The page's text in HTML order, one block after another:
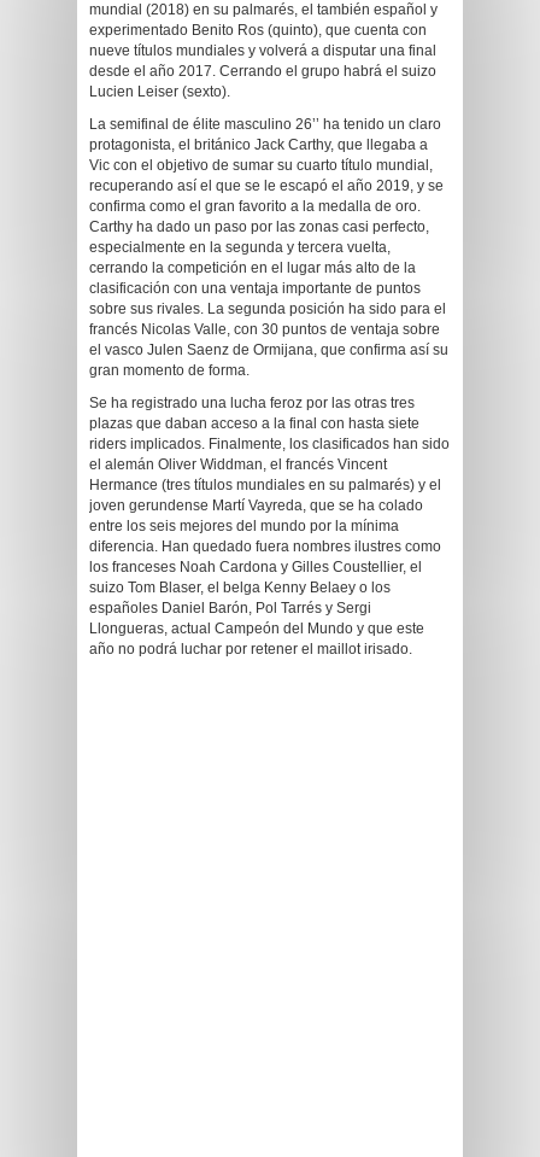
mundial (2018) en su palmarés, el también español y
experimentado Benito Ros (quinto), que cuenta con
nueve títulos mundiales y volverá a disputar una final
desde el año 2017. Cerrando el grupo habrá el suizo
Lucien Leiser (sexto).
La semifinal de élite masculino 26’’ ha tenido un claro
protagonista, el británico Jack Carthy, que llegaba a
Vic con el objetivo de sumar su cuarto título mundial,
recuperando así el que se le escapó el año 2019, y se
confirma como el gran favorito a la medalla de oro.
Carthy ha dado un paso por las zonas casi perfecto,
especialmente en la segunda y tercera vuelta,
cerrando la competición en el lugar más alto de la
clasificación con una ventaja importante de puntos
sobre sus rivales. La segunda posición ha sido para el
francés Nicolas Valle, con 30 puntos de ventaja sobre
el vasco Julen Saenz de Ormijana, que confirma así su
gran momento de forma.
Se ha registrado una lucha feroz por las otras tres
plazas que daban acceso a la final con hasta siete
riders implicados. Finalmente, los clasificados han sido
el alemán Oliver Widdman, el francés Vincent
Hermance (tres títulos mundiales en su palmarés) y el
joven gerundense Martí Vayreda, que se ha colado
entre los seis mejores del mundo por la mínima
diferencia. Han quedado fuera nombres ilustres como
los franceses Noah Cardona y Gilles Coustellier, el
suizo Tom Blaser, el belga Kenny Belaey o los
españoles Daniel Barón, Pol Tarrés y Sergi
Llongueras, actual Campeón del Mundo y que este
año no podrá luchar por retener el maillot irisado.